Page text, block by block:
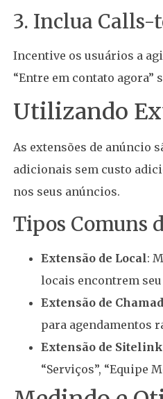
3. Inclua Calls-
Incentive os usuários a
“Entre em contato agora”
Utilizando
As extensões de anúncio
adicionais sem custo
nos seus anúncios.
Tipos Comuns
Extensão de Local:
locais encontrem
Extensão de
para agendamentos
Extensão de Sitelink
“Serviços”, “Equipe